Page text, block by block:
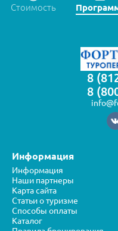
Стоимость
8
8
Информация
Информация
Наши партнеры
Карта сайта
Статьи о туризме
Способы оплаты
Каталог